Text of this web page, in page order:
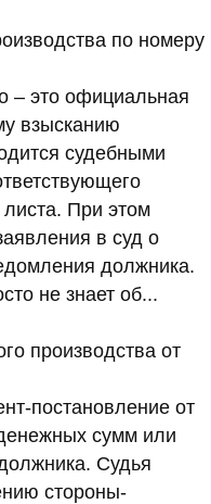
по номеру
– это официальная
взысканию
судебными
листа. При этом
в суд о
должника.
не знает об...
производства от
постановление от
сумм или
Судья
стороны-